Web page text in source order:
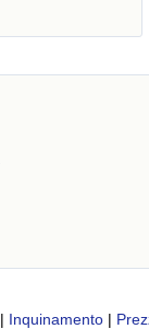
| Inquinamento |